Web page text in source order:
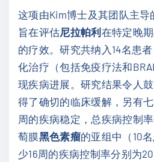
这项由Kim博士及其团队主导
旨在评估尼拉帕利在特定晚期
的疗效。研究共纳入14名患
化治疗（包括免疫疗法和
现疾病进展。研究结果令人
得了确切的临床缓解，另有
周的疾病稳定，总疾病控制
萄膜黑色素瘤的亚组中（10
少16周的疾病控制率分别为